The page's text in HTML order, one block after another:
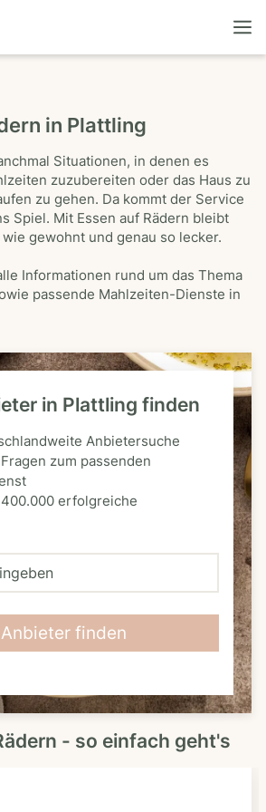
in Plattling
Situationen, in denen es
zuzubereiten oder das Haus zu
zu gehen. Da kommt der Service
Spiel. Mit Essen auf Rädern bleibt
gewohnt und genau so lecker.
Informationen rund um das Thema
passende Mahlzeiten-Dienste in
in Plattling finden
Anbietersuche
zum passenden
erfolgreiche
Anbieter finden
- so einfach geht's